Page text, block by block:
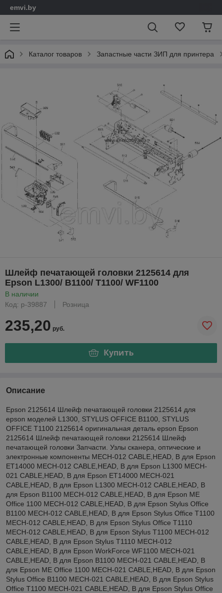
emvi.by
Каталог товаров Запастные части ЗИП для принтера
Шлейф печатающей головки 2125614 для
Epson L1300/ B1100/ T1100/ WF1100
В наличии
Код: р-39887
Розница
235,20 руб.
Купить
Описание
Epson 2125614 Шлейф печатающей головки 2125614 для
epson моделей L1300, STYLUS OFFICE B1100, STYLUS
OFFICE T1100 2125614 оригинальная деталь epson Epson
2125614 Шлейф печатающей головки 2125614 Шлейф
печатающей головки Запчасти. Узлы сканера, оптические и
электронные компоненты MECH-012 CABLE,HEAD, B для Epson
ET14000 MECH-012 CABLE,HEAD, B для Epson L1300 MECH-
021 CABLE,HEAD, B для Epson ET14000 MECH-021
CABLE,HEAD, B для Epson L1300 MECH-012 CABLE,HEAD, B
для Epson B1100 MECH-012 CABLE,HEAD, B для Epson ME
Office 1100 MECH-012 CABLE,HEAD, B для Epson Stylus Office
B1100 MECH-012 CABLE,HEAD, B для Epson Stylus Office T1100
MECH-012 CABLE,HEAD, B для Epson Stylus Office T1110
MECH-012 CABLE,HEAD, B для Epson Stylus T1100 MECH-012
CABLE,HEAD, B для Epson Stylus T1110 MECH-012
CABLE,HEAD, B для Epson WorkForce WF1100 MECH-021
CABLE,HEAD, B для Epson B1100 MECH-021 CABLE,HEAD, B
для Epson ME Office 1100 MECH-021 CABLE,HEAD, B для Epson
Stylus Office B1100 MECH-021 CABLE,HEAD, B для Epson Stylus
Office T1100 MECH-021 CABLE,HEAD, B для Epson Stylus Office